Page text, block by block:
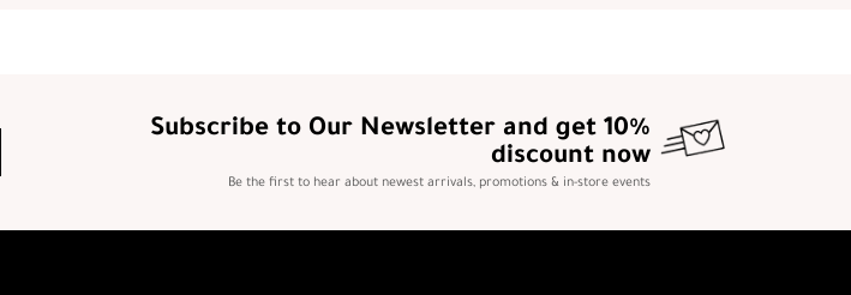
Subscribe to Our Newsletter and get 10%
discount now
Be the first to hear about newest arrivals, promotions & in-store events